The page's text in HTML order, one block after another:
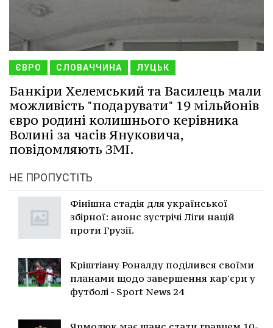
ЄВРО СЛОВАЧЧИНА ЛУЦЬК
Банкіри Хелемський та Василець мали
можливість "подарувати" 19 мільйонів
євро родині колишнього керівника
Волині за часів Януковича,
повідомляють ЗМІ.
НЕ ПРОПУСТІТЬ
Фінішна стадія для української
збірної: анонс зустрічі Ліги націй
проти Грузії.
Кріштіану Роналду поділився своїми
планами щодо завершення кар'єри у
футболі - Sport News 24